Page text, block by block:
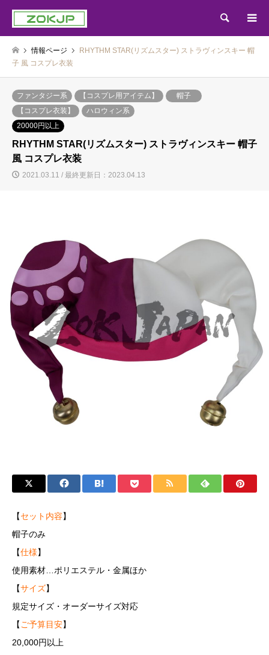
検索
情報ページ
RHYTHM STAR(リズムスター) ストラヴィンスキー 帽
子 風 コスプレ衣装
ファンタジー系 【コスプレ用アイテム】
帽子
【コスプレ衣装】
ハロウィン系
20000円以上
RHYTHM STAR(リズムスター) ストラヴィンスキー 帽子
風 コスプレ衣装
2021.03.11 / 最終更新日：2023.04.13
【セット内容】
帽子のみ
【仕様】
使用素材…ポリエステル・金属ほか
【サイズ】
規定サイズ・オーダーサイズ対応
【 ご予算目安】
20,000円以上